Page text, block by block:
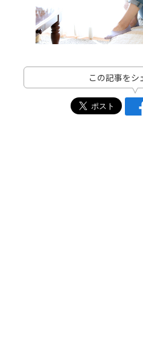
この記事をシ